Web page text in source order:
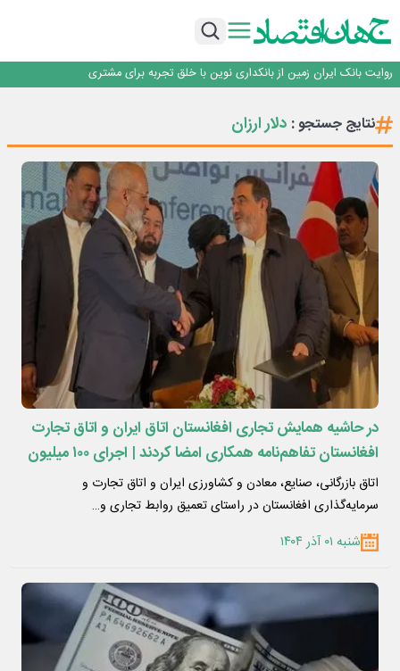
اجرای برنامه تحول بانک با تمرکز بر منابع پایدار، درآمدهای کارمزدی و بازسازی اعتماد
داد
روایت بانک ایران زمین از بانکداری نوین با خلق تجربه برای مشتری
سرپرست اداره کل روابط عمومی بیمه مرکزی منصوب شد
اجرای برنامه تحول بانک با تمرکز بر منابع پایدار، درآمدهای کارمزدی و بازسازی اعتماد
نتایج جستجو : دلار ارزان
در حاشیه همایش تجاری افغانستان اتاق ایران و اتاق تجارت
افغانستان تفاهم‌نامه همکاری امضا کردند | اجرای ۱۰۰ میلیون
دلار پروژه سرمایه‌گذاری در افغانستان توسط فدراسیون انرژی
اتاق بازرگانی، صنایع، معادن و کشاورزی ایران و اتاق تجارت و
سرمایه‌گذاری افغانستان در راستای تعمیق روابط تجاری و…
شنبه ۰۱ آذر ۱۴۰۴